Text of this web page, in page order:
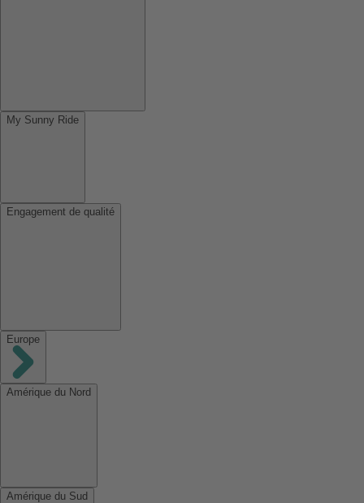
My Sunny Ride
Engagement de qualité
Europe
Amérique du Nord
Amérique du Sud